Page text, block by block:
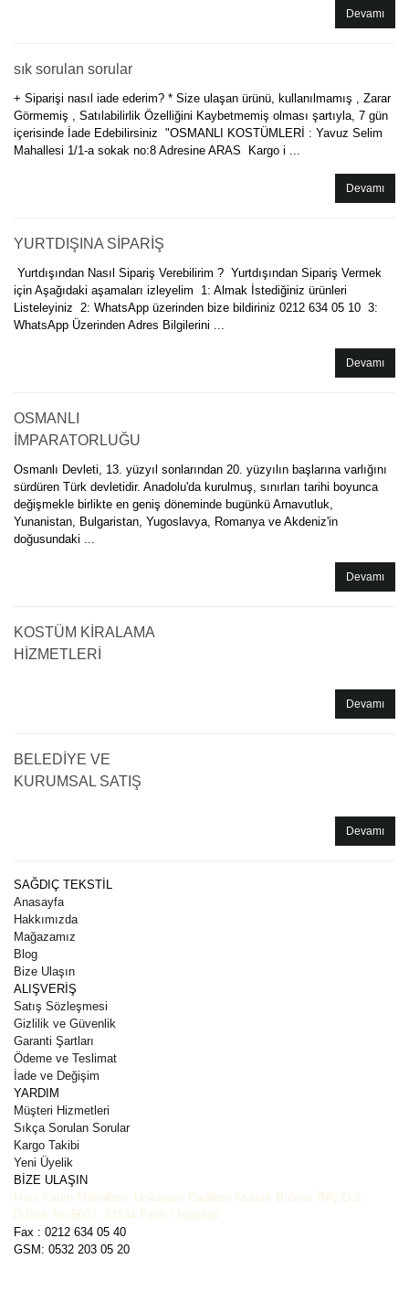
Devamı
sık sorulan sorular
+ Siparişi nasıl iade ederim? * Size ulaşan ürünü, kullanılmamış , Zarar
Görmemiş , Satılabilirlik Özelliğini Kaybetmemiş olması şartıyla, 7 gün
içerisinde İade Edebilirsiniz "OSMANLI KOSTÜMLERİ : Yavuz Selim
Mahallesi 1/1-a sokak no:8 Adresine ARAS Kargo i ...
Devamı
YURTDIŞINA SİPARİŞ
Yurtdışından Nasıl Sipariş Verebilirim ? Yurtdışından Sipariş Vermek
için Aşağıdaki aşamaları izleyelim 1: Almak İstediğiniz ürünleri
Listeleyiniz 2: WhatsApp üzerinden bize bildiriniz 0212 634 05 10 3:
WhatsApp Üzerinden Adres Bilgilerini ...
Devamı
OSMANLI
İMPARATORLUĞU
Osmanlı Devleti, 13. yüzyıl sonlarından 20. yüzyılın başlarına varlığını
sürdüren Türk devletidir. Anadolu'da kurulmuş, sınırları tarihi boyunca
değişmekle birlikte en geniş döneminde bugünkü Arnavutluk,
Yunanistan, Bulgaristan, Yugoslavya, Romanya ve Akdeniz'in
doğusundaki ...
Devamı
KOSTÜM KİRALAMA
HİZMETLERİ
Devamı
BELEDİYE VE
KURUMSAL SATIŞ
Devamı
SAĞDIÇ TEKSTİL
Anasayfa
Hakkımızda
Mağazamız
Blog
Bize Ulaşın
ALIŞVERİŞ
Satış Sözleşmesi
Gizlilik ve Güvenlik
Garanti Şartları
Ödeme ve Teslimat
İade ve Değişim
YARDIM
Müşteri Hizmetleri
Sıkça Sorulan Sorular
Kargo Takibi
Yeni Üyelik
BİZE ULAŞIN
Hacı Kadın Mahallesi, Unkapanı Caddesi Atatürk Bulvarı İMÇ D:5,
D:Blok No:5607, 34134 Fatih / İstanbul
Fax : 0212 634 05 40
GSM: 0532 203 05 20